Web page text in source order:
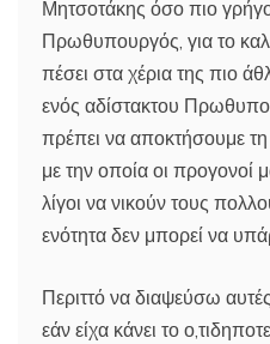
Μητσοτάκης όσο πιο
Πρωθυπουργός, για το
πέσει στα χέρια της πιο
ενός αδίστακτου
πρέπει να αποκτήσουμε
με την οποία οι προγονοί
λίγοι να νικούν τους
ενότητα δεν μπορεί να
Περιττό να διαψεύσω
εάν είχα κάνει το